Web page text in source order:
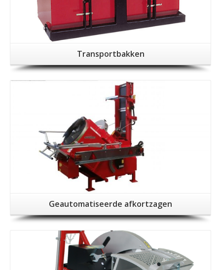
Transportbakken
Geautomatiseerde afkortzagen